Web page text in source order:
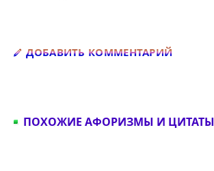
ДОБАВИТЬ КОММЕНТАРИЙ
ПОХОЖИЕ АФОРИЗМЫ И ЦИТАТЫ